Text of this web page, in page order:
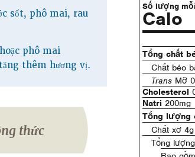
sốt, phô mai, rau
phô mai
thêm hương vị.
thức
Số lượng
Calo
Tổng chất
Chất béo
Trans Mỡ
Cholesterol
Natri 200mg
Tổng lượng
Chất xơ 4g
Tổng